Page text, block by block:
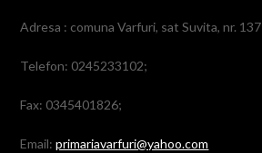
Adresa : comuna Varfuri, sat Suvita, nr. 137
Telefon: 0245233102;
Fax: 0345401826;
Email:primariavarfuri@yahoo.com